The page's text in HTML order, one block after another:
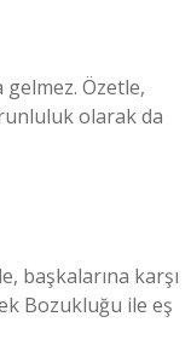
Özetle,
olarak da
başkalarına karşı
Bozukluğu ile eş